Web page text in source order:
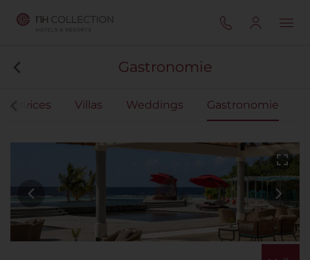
Gastronomie
Services Villas Weddings Gastronomie